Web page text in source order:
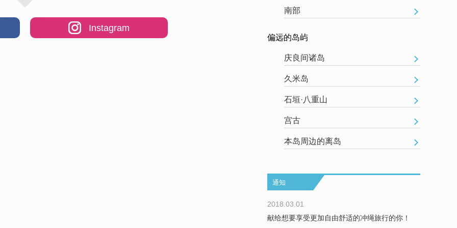
Instagram
南部
偏远的岛屿
庆良间诸岛
久米岛
石垣·八重山
宫古
本岛周边的离岛
通知
2018.03.01
献给想要享受更加自由舒适的冲绳旅行的你！